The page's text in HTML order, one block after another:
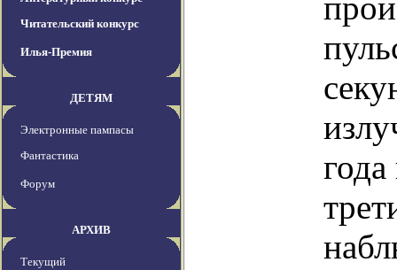
Читательский конкурс
Илья-Премия
ДЕТЯМ
Электронные пампасы
Фантастика
Форум
АРХИВ
Текущий